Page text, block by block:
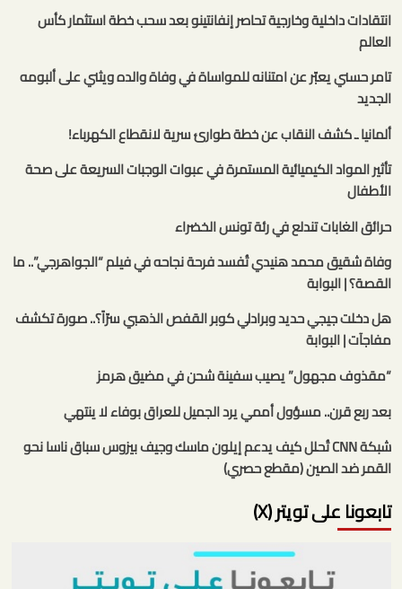
انتقادات داخلية وخارجية تحاصر إنفانتينو بعد سحب خطة استثمار كأس
العالم
تامر حسني يعبّر عن امتنانه للمواساة في وفاة والده ويثني على ألبومه
الجديد
ألمانيا ـ كشف النقاب عن خطة طوارئ سرية لانقطاع الكهرباء!
تأثير المواد الكيميائية المستمرة في عبوات الوجبات السريعة على صحة
الأطفال
حرائق الغابات تندلع في رئة تونس الخضراء
وفاة شقيق محمد هنيدي تُفسد فرحة نجاحه في فيلم “الجواهرجي”.. ما
القصة؟ | البوابة
هل دخلت جيجي حديد وبرادلي كوبر القفص الذهبي سرّاً؟.. صورة تكشف
مفاجآت | البوابة
“مقذوف مجهول” يصيب سفينة شحن في مضيق هرمز
بعد ربع قرن.. مسؤول أممي يرد الجميل للعراق بوفاء لا ينتهي
شبكة CNN تُحلل كيف يدعم إيلون ماسك وجيف بيزوس سباق ناسا نحو
القمر ضد الصين (مقطع حصري)
تابعونا على تويتر (X)